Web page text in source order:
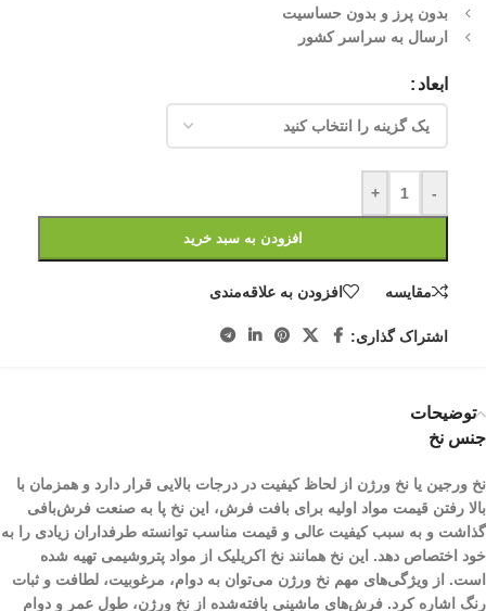
بدون پرز و بدون حساسیت
ارسال به سراسر کشور
ابعاد
-
+
افزودن به سبد خرید
مقایسه افزودن به علاقه‌مندی
اشتراک گذاری:
توضیحات
جنس نخ
نخ ورجین یا نخ ورژن از لحاظ کیفیت در درجات بالایی قرار دارد و همزمان با
بالا رفتن قیمت مواد اولیه برای بافت فرش، این نخ پا به صنعت فرش‌بافی
گذاشت و به سبب کیفیت عالی و قیمت مناسب توانسته طرفداران زیادی را به
خود اختصاص دهد. این نخ همانند نخ اکریلیک از مواد پتروشیمی تهیه شده
است. از ویژگی‌های مهم نخ ورژن می‌توان به دوام، مرغوبیت، لطافت و ثبات
رنگ اشاره کرد. فرش‌های ماشینی بافته‌شده از نخ ورژن، طول عمر و دوام